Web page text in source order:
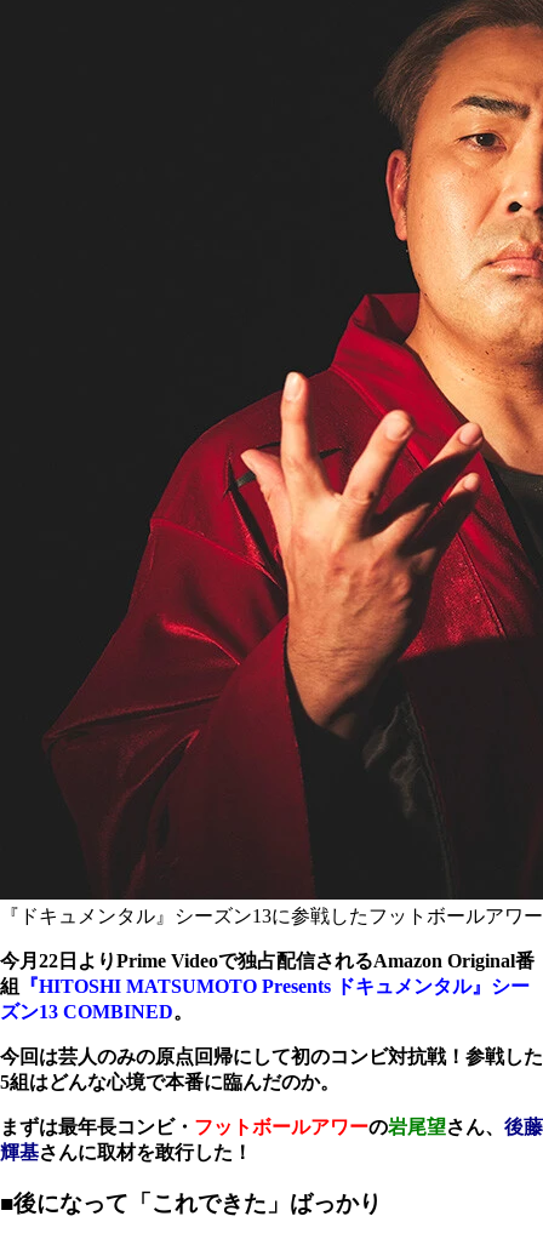
『ドキュメンタル』シーズン13に参戦したフットボールアワー
今月 22 日よりPrime Videoで独占配信されるAmazon Original番
組
『HITOSHI MATSUMOTO Presents ドキュメンタル』シー
ズン13 COMBINED。
今回は芸人のみの原点回帰にして初のコンビ対抗戦！参戦した
5組はどんな心境で本番に臨んだのか。
まずは最年長コンビ・ フットボールアワーの岩尾望さん、 後藤
輝基さんに取材を敢行した！
■後になって「これできた」ばっかり